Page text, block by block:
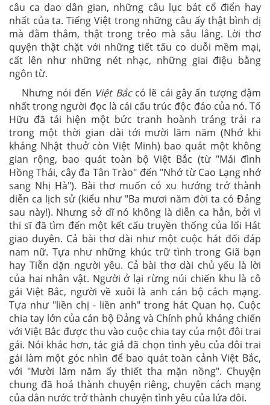
câu ca dao dân gian, những câu lục bát cổ điển hay
nhất của ta. Tiếng Việt trong những câu ấy thật bình dị
mà đằm thắm, thật trong trẻo mà sâu lắng. Lời thơ
quyện thật chặt với những tiết tấu co duỗi mềm mại,
cất lên như những nét nhạc, những giai điệu bằng
ngôn từ.
Nhưng nói đến Việt Bắccó lẽ cái gây ấn tượng đậm
nhất trong người đọc là cái cấu trúc độc đáo của nó. Tố
Hữu đã tái hiện một bức tranh hoành tráng trải ra
trong một thời gian dài tới mười lăm năm (Nhớ khi
kháng Nhật thuở còn Việt Minh) bao quát một không
gian rộng, bao quát toàn bộ Việt Bắc (từ "Mái đình
Hồng Thái, cây đa Tân Trào" đến "Nhớ từ Cao Lạng nhớ
sang Nhị Hà"). Bài thơ muốn có xu hướng trở thành
diễn ca lịch sử (kiểu như "Ba mươi năm đời ta có Đảng
sau này!). Nhưng sở dĩ nó không là diễn ca hẳn, bởi vì
thi sĩ đã tìm đến một kết cấu truyền thống của lối Hát
giao duyên. Cả bài thơ dài như một cuộc hát đối đáp
nam nữ. Tựa như những khúc trữ tình trong Giã bạn
hay Tiễn dặn người yêu. Cả bài thơ dài chủ yếu là lời
của hai nhân vật. Người ở lại rừng núi chiến khu là cô
gái Việt Bắc, người về xuôi là anh cán bộ cách mạng.
Tựa như "liền chị - liền anh" trong hát Quan họ. Cuộc
chia tay lớn của cán bộ Đảng và Chính phủ kháng chiến
với Việt Bắc được thu vào cuộc chia tay của một đôi trai
gái. Nói khác hơn, tác giả đã chọn tình yêu của đôi trai
gái làm một góc nhìn để bao quát toàn cảnh Việt Bắc,
với "Mười lăm năm ấy thiết tha mặn nồng". Chuyện
chung đã hoá thành chuyện riêng, chuyện cách mạng
của dân nước trở thành chuyện tình yêu của lứa đôi.